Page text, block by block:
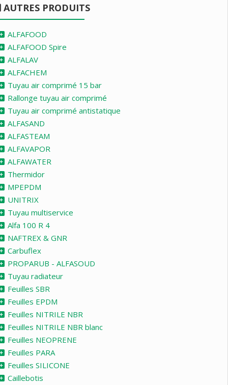
AUTRES PRODUITS
ALFAFOOD
ALFAFOOD Spire
ALFALAV
ALFACHEM
Tuyau air comprimé 15 bar
Rallonge tuyau air comprimé
Tuyau air comprimé antistatique
ALFASAND
ALFASTEAM
ALFAVAPOR
ALFAWATER
Thermidor
MPEPDM
UNITRIX
Tuyau multiservice
Alfa 100 R 4
NAFTREX & GNR
Carbuflex
PROPARUB - ALFASOUD
Tuyau radiateur
Feuilles SBR
Feuilles EPDM
Feuilles NITRILE NBR
Feuilles NITRILE NBR blanc
Feuilles NEOPRENE
Feuilles PARA
Feuilles SILICONE
Caillebotis